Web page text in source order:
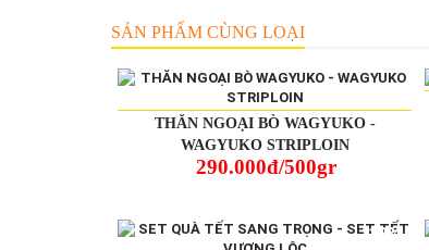
SẢN PHẨM CÙNG LOẠI
THĂN NGOẠI BÒ WAGYUKO -
WAGYUKO STRIPLOIN
290.000đ/500gr
-13%